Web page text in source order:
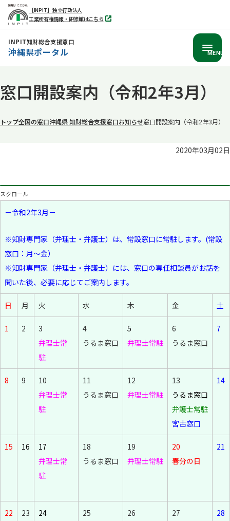
文
へ
［INPIT］独立行政法人
工業所有権情報・研修館はこちら
別
タ
INPIT知財総合支援窓口
沖縄県ポータル MENU
窓口開設案内（令和2年3月）
トップ全国の窓口沖縄県 知財総合支援窓口お知らせ窓口開設案内（令和2年3月）
2020年03月02日
スクロール
－令和2年3月－
※知財専門家（弁理士・弁護士）は、常設窓口に常駐します。(常設
窓口：月～金）
※知財専門家（弁理士・弁護士）には、窓口の専任相談員がお話を
聞いた後、必要に応じてご案内します。
日 月 火 水 木 金 土
1 2
3
弁理士常
駐
4
うるま窓口
5
弁理士常駐
6
うるま窓口
7
8 9
10
弁理士常
駐
11
うるま窓口
12
弁理士常駐
13
うるま窓口
弁護士常駐
宮古窓口
14
15 16
17
弁理士常
駐
18
うるま窓口
19
弁理士常駐
20
春分の日
21
22 23
24
25
26
27 28